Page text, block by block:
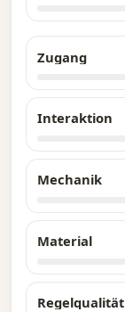
Zugang
Interaktion
Mechanik
Material
Regelqualität